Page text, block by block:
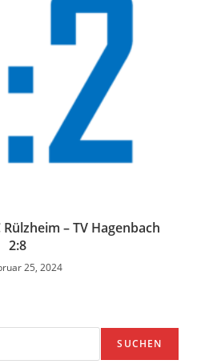
– TV Hagenbach
2:8
25, 2024
SUCHEN